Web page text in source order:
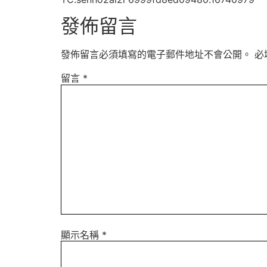
發佈留言
發佈留言必須填寫的電子郵件地址不會公開。 必
留言 *
顯示名稱 *